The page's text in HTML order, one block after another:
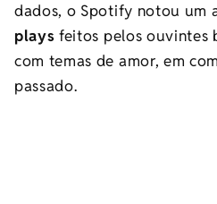
dados, o Spotify notou um
plays feitos pelos ouvintes
com temas de amor, em
passado.